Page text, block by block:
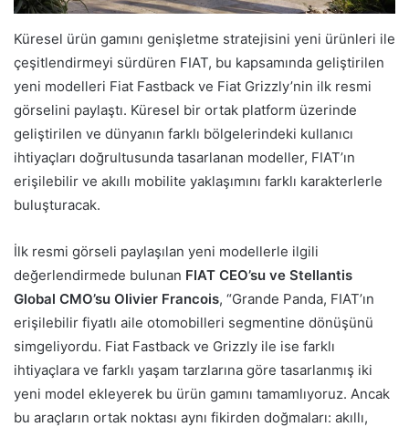
Küresel ürün gamını genişletme stratejisini yeni ürünleri ile
çeşitlendirmeyi sürdüren FIAT, bu kapsamında geliştirilen
yeni modelleri Fiat Fastback ve Fiat Grizzly’nin ilk resmi
görselini paylaştı. Küresel bir ortak platform üzerinde
geliştirilen ve dünyanın farklı bölgelerindeki kullanıcı
ihtiyaçları doğrultusunda tasarlanan modeller, FIAT’ın
erişilebilir ve akıllı mobilite yaklaşımını farklı karakterlerle
buluşturacak.
İlk resmi görseli paylaşılan yeni modellerle ilgili
değerlendirmede bulunan FIAT CEO’su ve Stellantis
Global CMO’su Olivier Francois, “Grande Panda, FIAT’ın
erişilebilir fiyatlı aile otomobilleri segmentine dönüşünü
simgeliyordu. Fiat Fastback ve Grizzly ile ise farklı
ihtiyaçlara ve farklı yaşam tarzlarına göre tasarlanmış iki
yeni model ekleyerek bu ürün gamını tamamlıyoruz. Ancak
bu araçların ortak noktası aynı fikirden doğmaları: akıllı,